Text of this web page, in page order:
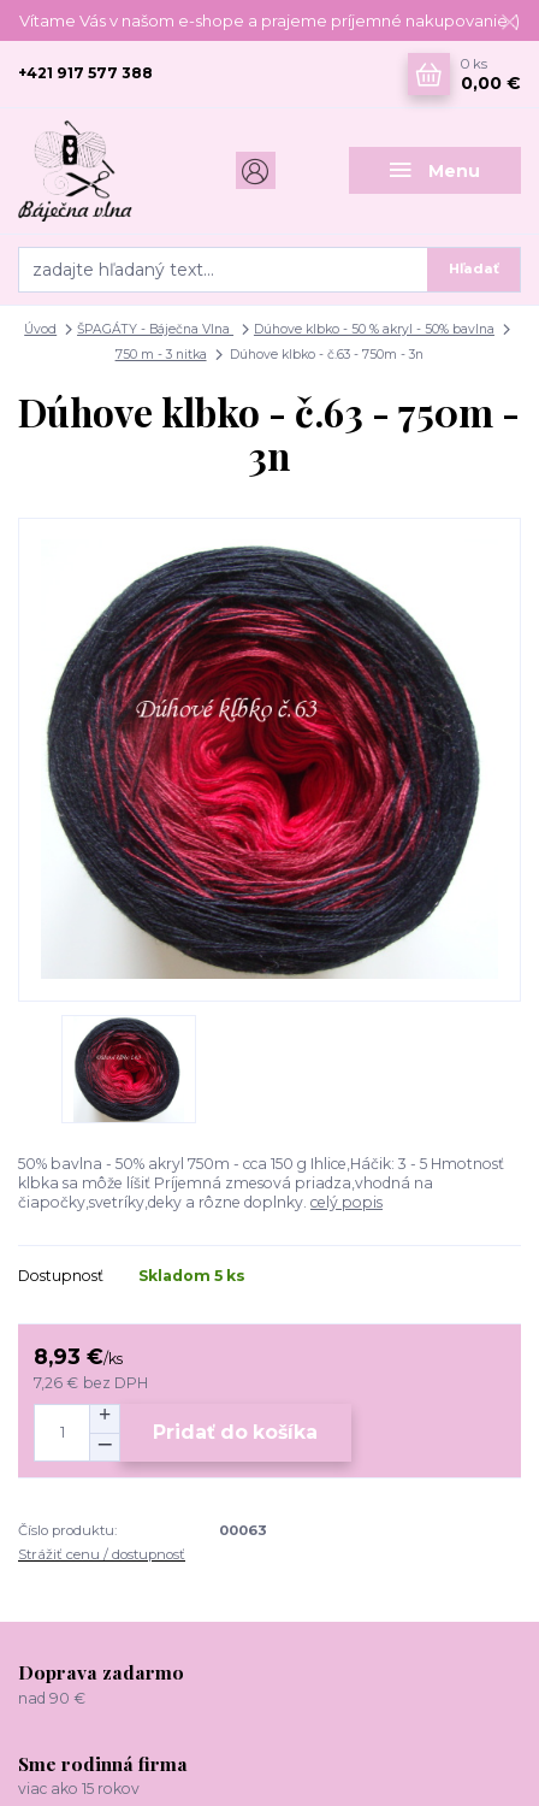
Vítame Vás v našom e-shope a prajeme príjemné nakupovanie :)
Menu
Hľadať
+421 917 577 388
0 ks
0,00 €
Úvod ŠPAGÁTY - Báječna Vlna
Dúhove klbko - 50 % akryl - 50% bavlna
750 m - 3 nitka
Dúhove klbko - č.63 - 750m - 3n
Dúhove klbko - č.63 - 750m -
3n
50% bavlna - 50% akryl 750m - cca 150 g Ihlice,Háčik: 3 - 5 Hmotnosť
klbka sa môže líšiť Príjemná zmesová priadza,vhodná na
čiapočky,svetríky,deky a rôzne doplnky. celý popis
Dostupnosť Skladom 5 ks
8,93 €/ks
7,26 € bez DPH
Pridať do košíka
Číslo produktu:
00063
Strážiť cenu / dostupnosť
Doprava zadarmo
nad 90 €
Sme rodinná firma
viac ako 15 rokov